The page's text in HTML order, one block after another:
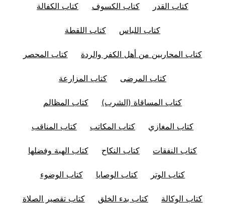
كتاب القدر كتاب الكسوف كتاب الكفالة
كتاب اللباس كتاب اللقطة
كتاب المحاربين من أهل الكفر والردة كتاب المحصر
كتاب المرضى كتاب المزارعة
كتاب المساقاة (الشرب) كتاب المظالم
كتاب المغازي كتاب المكاتب كتاب المناقب
كتاب النفقات كتاب النكاح كتاب الهبة وفضلها
كتاب الوتر كتاب الوصايا كتاب الوضوء
كتاب الوكالة كتاب بدء الخلق كتاب تقصير الصلاة